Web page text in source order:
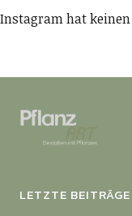
Instagram hat keinen
LETZTE BEITRÄGE